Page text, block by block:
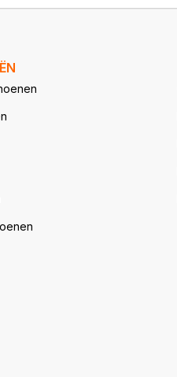
voor kwetsbaar gereedschap.